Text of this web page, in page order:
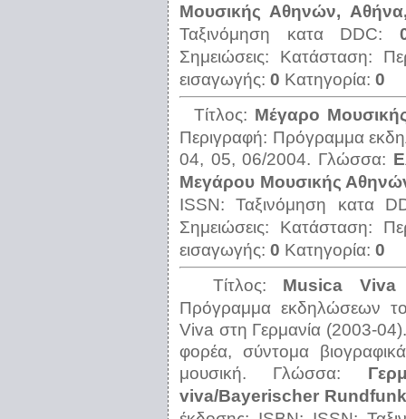
Μουσικής Αθηνών,
Ταξινόμηση κατα DDC:
Σημειώσεις: Κατάσταση:
εισαγωγής: 0 Κατηγορία: 0
Τίτλος: Μέγαρο
Περιγραφή: Πρόγραμμα
04, 05, 06/2004. Γλώσσα:
Μεγάρου Μουσικής
ISSN:Ταξινόμηση κατα
Σημειώσεις: Κατάσταση:
εισαγωγής: 0 Κατηγορία: 0
Τίτλος: Μusica Viva
Πρόγραμμα εκδηλώσεων
Viva στη Γερμανία (2003-04).
φορέα, σύντομα
μουσική.
Γλώσσα:
viva/Bayerischer